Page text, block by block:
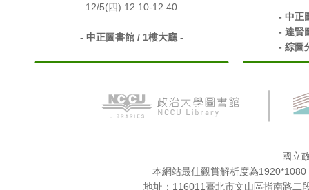
12/5(四) 12:10-12:40
- 中正圖書館 / 1樓大廳 -
- 中正
- 達賢
- 綜圖
國立
本網站最佳觀賞解析度為
地址：116011臺北市文山區指南路二